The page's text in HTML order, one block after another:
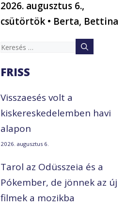
2026. augusztus 6.,
csütörtök • Berta, Bettina
Keresés:
FRISS
Visszaesés volt a
kiskereskedelemben havi
alapon
2026. augusztus 6.
Tarol az Odüsszeia és a
Pókember, de jönnek az új
filmek a mozikba